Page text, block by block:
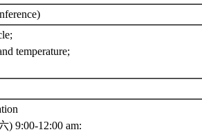
temperature;
) 9:00-12:00 am: